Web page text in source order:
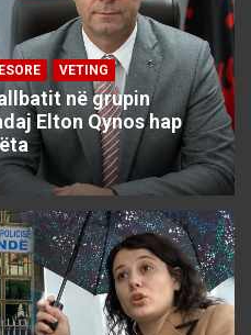
VETING
në grupin
Elton Qynos hap